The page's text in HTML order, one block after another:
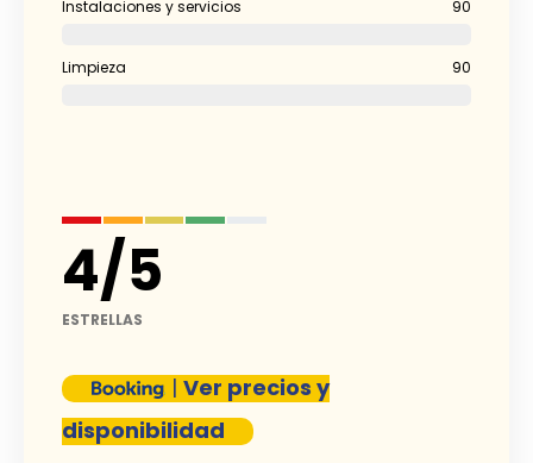
Instalaciones y servicios 90
Limpieza 90
4/5
ESTRELLAS
| Ver precios y
disponibilidad